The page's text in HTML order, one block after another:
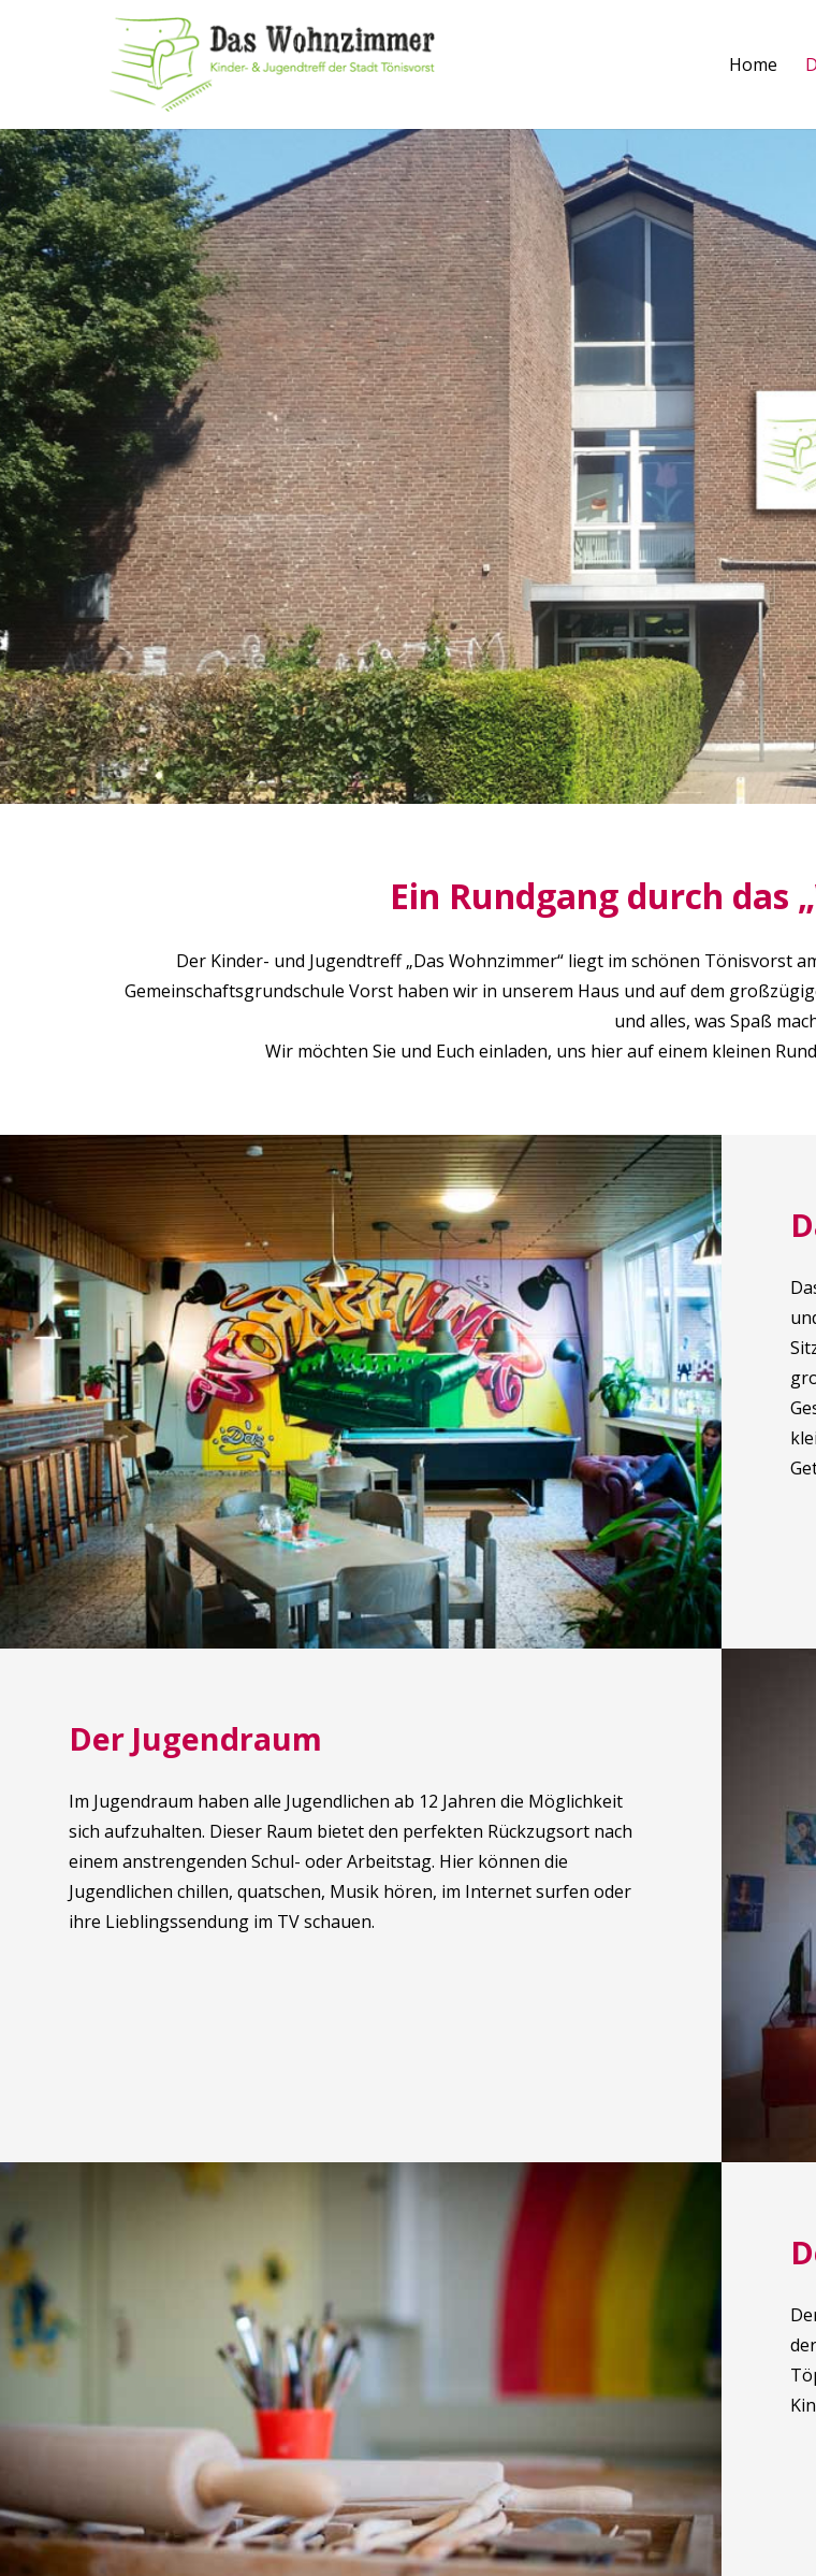
Home
Ein Rundgang durch das
Der Kinder- und Jugendtreff „Das Wohnzimmer“ liegt im schönen Tönisvorst
Gemeinschaftsgrundschule Vorst haben wir in unserem Haus und auf dem
und alles, was Spaß
Wir möchten Sie und Euch einladen, uns hier auf einem kleinen
Der Jugendraum
Im Jugendraum haben alle Jugendlichen ab 12 Jahren die Möglichkeit
sich aufzuhalten. Dieser Raum bietet den perfekten Rückzugsort nach
einem anstrengenden Schul- oder Arbeitstag. Hier können die
Jugendlichen chillen, quatschen, Musik hören, im Internet surfen oder
ihre Lieblingssendung im TV schauen.